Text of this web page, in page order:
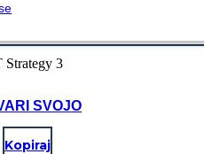
SVOJO
Kopiraj